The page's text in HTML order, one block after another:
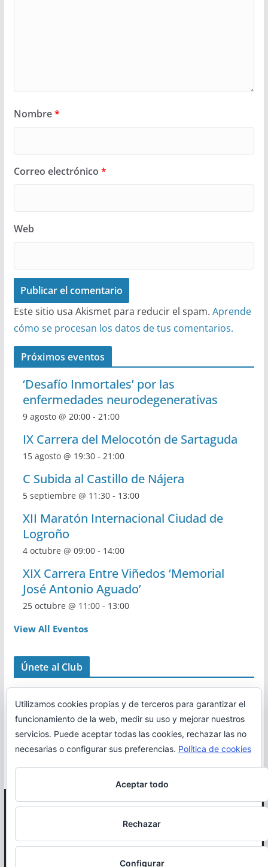
Nombre*
Correo electrónico *
Web
Este sitio usa Akismet para reducir el spam. Aprende
cómo se procesan los datos de tus comentarios.
Próximos eventos
‘Desafío Inmortales’ por las
enfermedades neurodegenerativas
9 agosto @ 20:00- 21:00
IX Carrera del Melocotón de Sartaguda
15 agosto @ 19:30- 21:00
C Subida al Castillo de Nájera
5 septiembre @ 11:30- 13:00
XII Maratón Internacional Ciudad de
Logroño
4 octubre @ 09:00- 14:00
XIX Carrera Entre Viñedos ‘Memorial
José Antonio Aguado’
25 octubre @ 11:00- 13:00
View All Eventos
Únete al Club
Correr en La Rioja
Utilizamos cookies propias y de terceros para garantizar el
funcionamiento de la web, medir su uso y mejorar nuestros
servicios. Puede aceptar todas las cookies, rechazar las no
necesarias o configurar sus preferencias. Política de cookies
Aceptar todo
Rechazar
Configurar